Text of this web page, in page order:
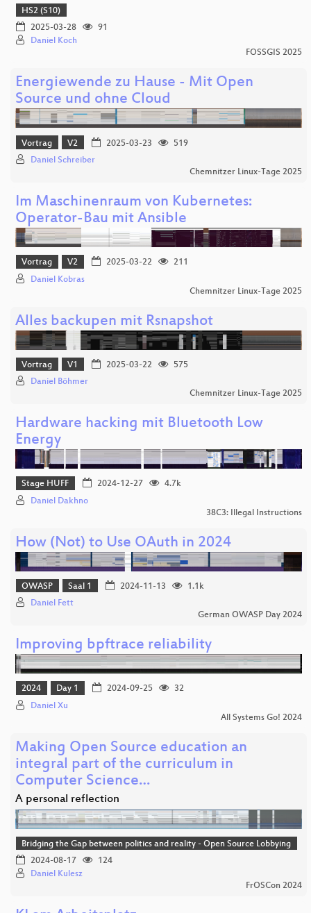
HS2 (S10)
2025-03-28
91
Daniel Koch
FOSSGIS 2025
Energiewende zu Hause - Mit Open
Source und ohne Cloud
Vortrag V2 2025-03-23
519
Daniel Schreiber
Chemnitzer Linux-Tage 2025
Im Maschinenraum von Kubernetes:
Operator-Bau mit Ansible
Vortrag V2 2025-03-22
211
Daniel Kobras
Chemnitzer Linux-Tage 2025
Alles backupen mit Rsnapshot
Vortrag V1 2025-03-22
575
Daniel Böhmer
Chemnitzer Linux-Tage 2025
Hardware hacking mit Bluetooth Low
Energy
Stage HUFF 2024-12-27
4.7k
Daniel Dakhno
38C3: Illegal Instructions
How (Not) to Use OAuth in 2024
OWASP Saal 1 2024-11-13
1.1k
Daniel Fett
German OWASP Day 2024
Improving bpftrace reliability
2024 Day 1 2024-09-25
32
Daniel Xu
All Systems Go! 2024
Making Open Source education an
integral part of the curriculum in
Computer Science…
A personal reflection
Bridging the Gap between politics and reality - Open Source Lobbying
2024-08-17
124
Daniel Kulesz
FrOSCon 2024